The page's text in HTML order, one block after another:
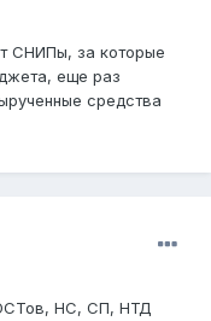
СНИПы, за которые
еще раз
средства
НС, СП, НТД